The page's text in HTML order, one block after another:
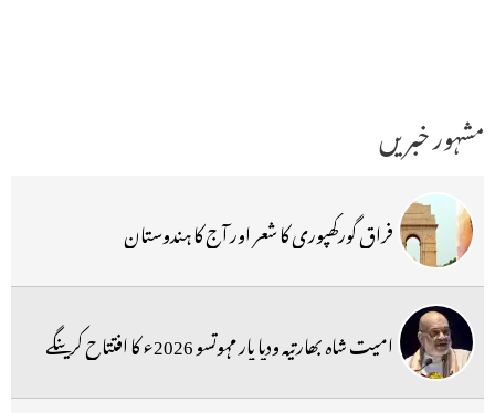
مشہور خبریں
فراق گورکھپوری کا شعر اور آج کا ہندوستان
امیت شاہ بھارتیہ ودیا پار مہوتسو 2026ء کا افتتاح کرینگے